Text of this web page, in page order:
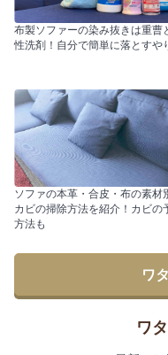
布製ソファーの染み抜きは重曹
性洗剤！自分で簡単に落とすや
ソファの本革・合皮・布の素材
カビの掃除方法を紹介！カビの
方法も
ワ
ワ